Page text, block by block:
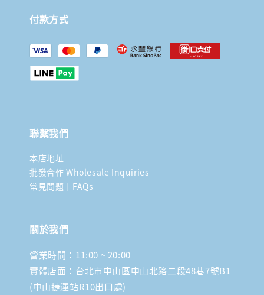
付款方式
聯繫我們
本店地址
批發合作 Wholesale Inquiries
常見問題｜FAQs
關於我們
營業時間：11:00 ~ 20:00
實體店面：台北市中山區中山北路二段48巷7號B1
(中山捷運站R10出口處)